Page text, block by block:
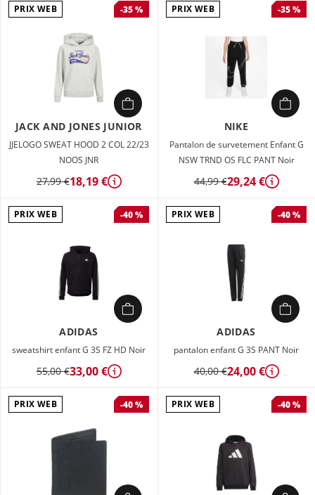
PRIX WEB -35 %
JACK AND JONES JUNIOR
JJELOGO SWEAT HOOD 2 COL 22/23
NOOS JNR
27,99 €18,19 € Détails
PRIX WEB -35 %
NIKE
Pantalon de survetement Enfant G
NSW TRND OS FLC PANT Noir
44,99 €29,24 € Détails
PRIX WEB -40 %
ADIDAS
sweatshirt enfant G 3S FZ HD Noir
55,00 €33,00 € Détails
PRIX WEB -40 %
ADIDAS
pantalon enfant G 3S PANT Noir
40,00 €24,00 € Détails
PRIX WEB -40 % PRIX WEB -40 %